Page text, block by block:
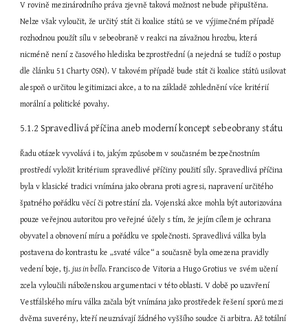
V rovině mezinárodního práva zjevně taková možnost nebude připuštěna.
Nelze však vyloučit, že určitý stát či koalice států se ve výjimečném případě
rozhodnou použít sílu v sebeobraně v reakci na závažnou hrozbu, která
nicméně není z časového hlediska bezprostřední (a nejedná se tudíž o postup
dle článku 51 Charty OSN). V takovém případě bude stát či koalice států usilovat
alespoň o určitou legitimizaci akce, a to na základě zohlednění více kritérií
morální a politické povahy.
5.1.2 Spravedlivá příčina aneb moderní koncept sebeobrany státu
Řadu otázek vyvolává i to, jakým způsobem v současném bezpečnostním
prostředí vyložit kritérium spravedlivé příčiny použití síly. Spravedlivá příčina
byla v klasické tradici vnímána jako obrana proti agresi, napravení určitého
špatného pořádku věcí či potrestání zla. Vojenská akce mohla být autorizována
pouze veřejnou autoritou pro veřejné účely s tím, že jejím cílem je ochrana
obyvatel a obnovení míru a pořádku ve společnosti. Spravedlivá válka byla
postavena do kontrastu ke „svaté válce“ a současně byla omezena pravidly
vedení boje, tj. jus in bello. Francisco de Vitoria a Hugo Grotius ve svém učení
zcela vyloučili náboženskou argumentaci v této oblasti. V době po uzavření
Vestfálského míru válka začala být vnímána jako prostředek řešení sporů mezi
dvěma suverény, kteří neuznávají žádného vyššího soudce či arbitra. Až totální